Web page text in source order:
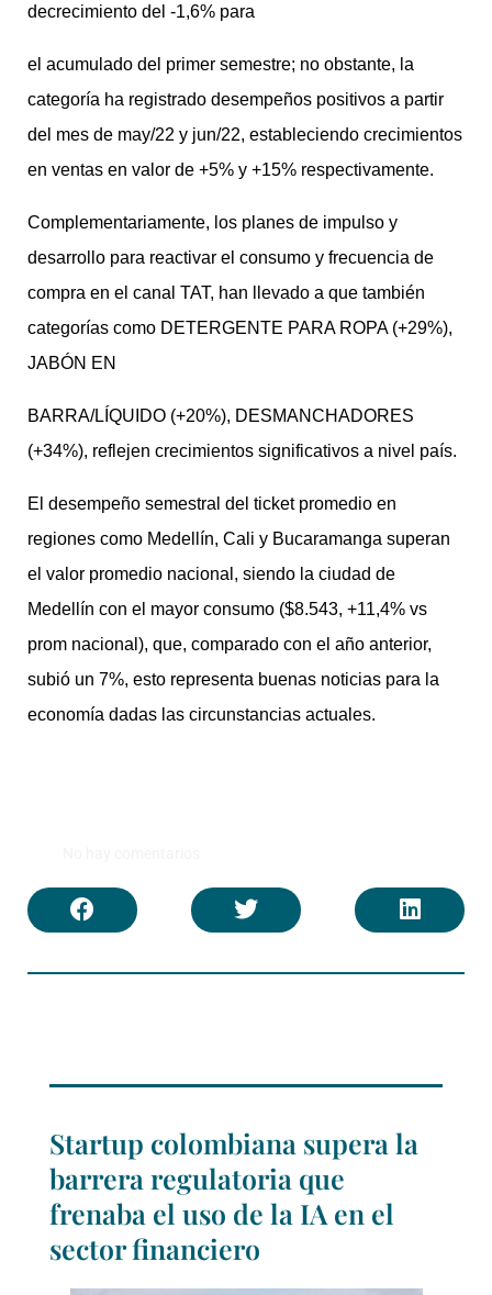
decrecimiento del -1,6% para
el acumulado del primer semestre; no obstante, la
categoría ha registrado desempeños positivos a partir
del mes de may/22 y jun/22, estableciendo crecimientos
en ventas en valor de +5% y +15% respectivamente.
Complementariamente, los planes de impulso y
desarrollo para reactivar el consumo y frecuencia de
compra en el canal TAT, han llevado a que también
categorías como DETERGENTE PARA ROPA (+29%),
JABÓN EN
BARRA/LÍQUIDO (+20%), DESMANCHADORES
(+34%), reflejen crecimientos significativos a nivel país.
El desempeño semestral del ticket promedio en
regiones como Medellín, Cali y Bucaramanga superan
el valor promedio nacional, siendo la ciudad de
Medellín con el mayor consumo ($8.543, +11,4% vs
prom nacional), que, comparado con el año anterior,
subió un 7%, esto representa buenas noticias para la
economía dadas las circunstancias actuales.
Startup colombiana supera la
barrera regulatoria que
frenaba el uso de la IA en el
sector financiero